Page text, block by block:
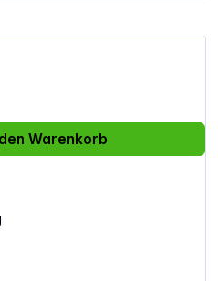
Wert ein
Warenkorb